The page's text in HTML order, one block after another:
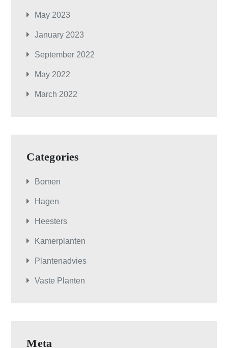
May 2023
January 2023
September 2022
May 2022
March 2022
Categories
Bomen
Hagen
Heesters
Kamerplanten
Plantenadvies
Vaste Planten
Meta